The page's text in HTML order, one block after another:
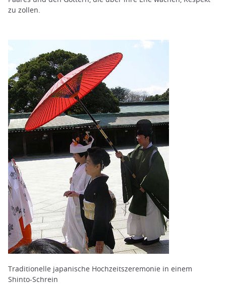
zu zollen.
Traditionelle japanische Hochzeitszeremonie in einem
Shinto-Schrein